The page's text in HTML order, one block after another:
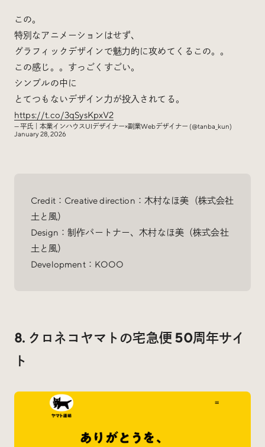
この。
特別なアニメーションはせず、
グラフィックデザインで魅力的に攻めてくるこの。。
この感じ。。すっごくすごい。
シンプルの中に
とてつもないデザイン力が投入されてる。
https://t.co/3qSysKpxV2
— 平氏｜本業インハウスUIデザイナー×副業Webデザイナー (@tanba_kun)
January 28, 2026
Credit：Creative direction：木村なほ美（株式会社
土と風）
Design：制作パートナー、木村なほ美（株式会社
土と風）
Development：KOOO
8. クロネコヤマトの宅急便 50周年サイ
ト